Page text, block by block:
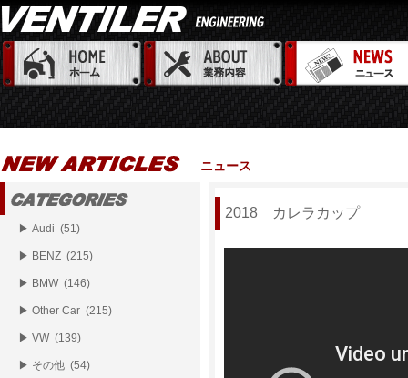
ニュース
2018 カレラカップ
▶ Audi (51)
▶ BENZ (215)
▶ BMW (146)
▶ Other Car (215)
▶ VW (139)
▶ その他 (54)